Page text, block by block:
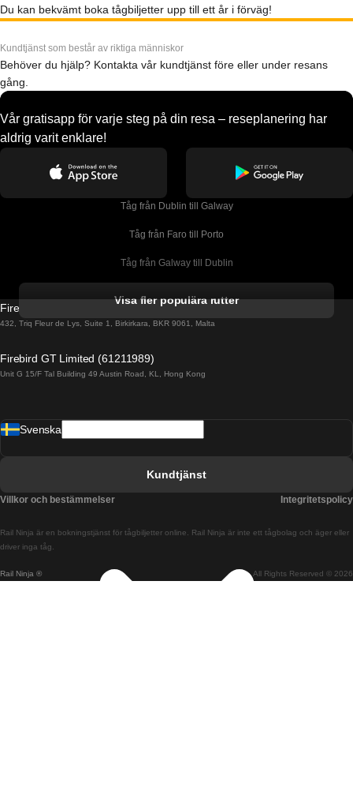
Du kan bekvämt boka tågbiljetter upp till ett år i förväg!
Kundtjänst som består av riktiga människor
Behöver du hjälp? Kontakta vår kundtjänst före eller under resans
gång.
Vår gratisapp för varje steg på din resa – reseplanering har
aldrig varit enklare!
Tåg från Dublin till Galway
Tåg från Faro till Porto
Tåg från Galway till Dublin
Tåg från Porto till Faro
Tåg från Barcelona till Madrid
Tåg från Budapest till Bratislava
Visa fler populära rutter
Firebird GT Limited (OC 1451)
432, Triq Fleur de Lys, Suite 1, Birkirkara, BKR 9061, Malta
Firebird GT Limited (61211989)
Unit G 15/F Tal Building 49 Austin Road, KL, Hong Kong
Rail Ninja ® All Rights Reserved © 2026
Rail Ninja är en bokningstjänst för tågbiljetter online. Rail Ninja är inte ett tågbolag och äger eller
driver inga tåg.
Svenska
Kundtjänst
Villkor och bestämmelser Integritetspolicy